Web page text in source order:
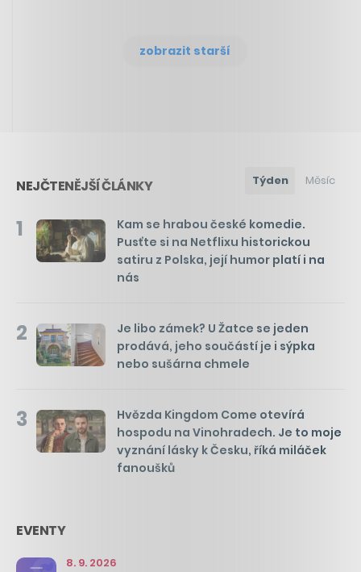
zobrazit starší
NEJČTENĚJŠÍ ČLÁNKY Týden Měsíc
1
Kam se hrabou české komedie.
Pusťte si na Netflixu historickou
satiru z Polska, její humor platí i na
nás
2
Je libo zámek? U Žatce se jeden
prodává, jeho součástí je i sýpka
nebo sušárna chmele
3
Hvězda Kingdom Come otevírá
hospodu na Vinohradech. Je to moje
vyznání lásky k Česku, říká miláček
fanoušků
EVENTY
8. 9. 2026